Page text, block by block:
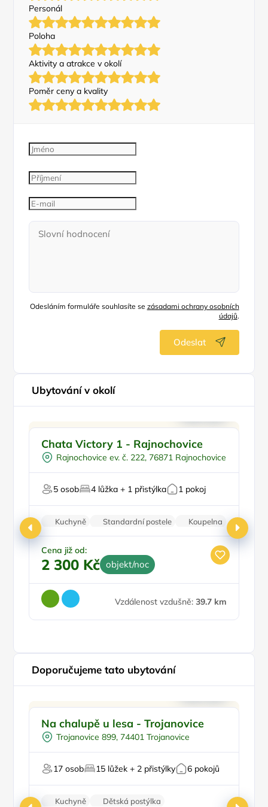
Personál
Poloha
Aktivity a atrakce v okolí
Poměr ceny a kvality
Odesláním formuláře souhlasíte se zásadami ochrany osobních
údajů.
Odeslat
Ubytování v okolí
Venkovní bazén
Vířivka
Pro turisty
U lesa
Chata Victory 1 - Rajnochovice
Rajnochovice ev. č. 222, 76871 Rajnochovice
5 osob 4 lůžka + 1 přistýlka 1 pokoj
Kuchyně Standardní postele
Koupelna
Krb
Bezbariérový vstup
Cena již od:
2 300 Kč objekt/noc
Vzdálenost vzdušně: 39.7 km
Doporučujeme tato ubytování
Koupací sud
Pro skupiny
Pro milovníky přírody
Na horách
Na chalupě u lesa - Trojanovice
Trojanovice 899, 74401 Trojanovice
17 osob 15 lůžek + 2 přistýlky 6 pokojů
Kuchyně
Dětská postýlka